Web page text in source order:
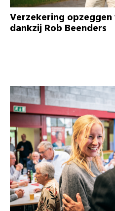
Verzekering
dankzij Rob Beenders